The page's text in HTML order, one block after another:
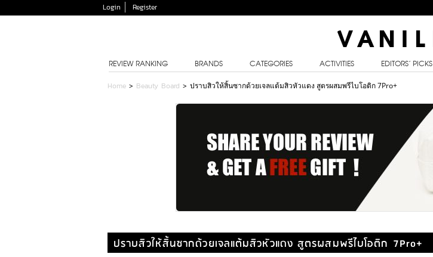
Login Register
REVIEW RANKING BRANDS CATEGORIES ACTIVITIES EDITORS’ PICKS
Home > Beauty Board > ปราบสิวให้สิ้นซากด้วยเจลแต้มสิวหัวแดง สูตรผสมพรีไบโอติก 7Pro+
ปราบสิวให้สิ้นซากด้วยเจลแต้มสิวหัวแดง สูตรผสมพรีไบโอติก 7Pro+